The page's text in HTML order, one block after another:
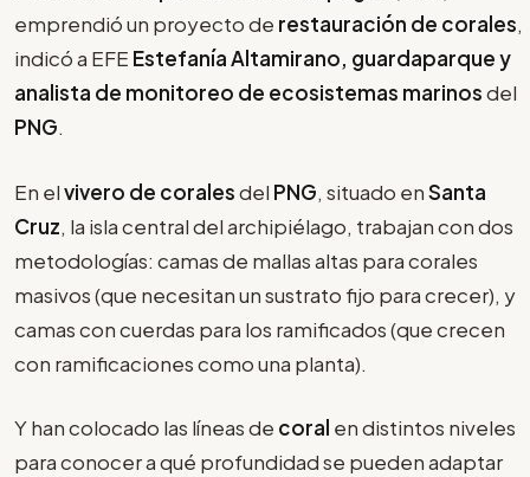
emprendió un proyecto de restauración de corales,
indicó a EFE Estefanía Altamirano, guardaparquey
analista de monitoreo de ecosistemas marinosdel
PNG.
En elvivero de coralesdel PNG, situado enSanta
Cruz, la isla central del archipiélago, trabajan con dos
metodologías: camas de mallas altas para corales
masivos (que necesitan un sustrato fijo para crecer), y
camas con cuerdas para los ramificados (que crecen
con ramificaciones como una planta).
Y han colocado las líneas de coral en distintos niveles
para conocer a qué profundidad se pueden adaptar